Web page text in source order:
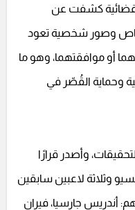
كشفت عن
وصور شخصية تعود
أو موافقتهما، وهو ما
وحماية القُصّر في
وأصدر قرارًا
وثلاثة لاعبين سابقين
أندريس جارسيا، فيران